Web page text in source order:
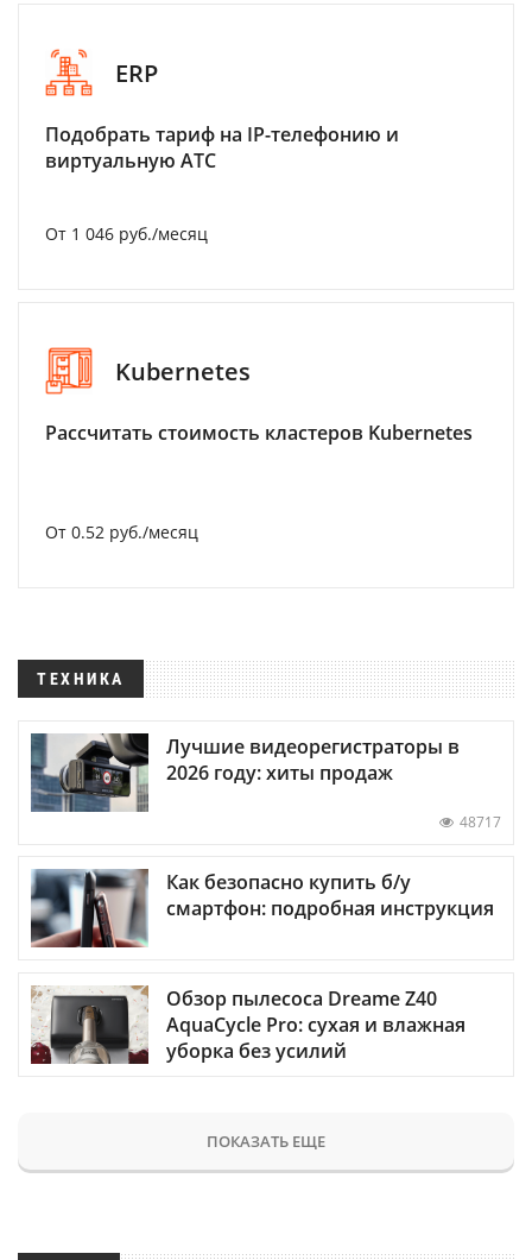
ERP
Подобрать тариф на IP-телефонию и
виртуальную АТС
От 1 046 руб./месяц
Kubernetes
Рассчитать стоимость кластеров Kubernetes
От 0.52 руб./месяц
ТЕХНИКА
Лучшие видеорегистраторы в
2026 году: хиты продаж
48717
Как безопасно купить б/у
смартфон: подробная инструкция
Обзор пылесоса Dreame Z40
AquaCycle Pro: сухая и влажная
уборка без усилий
ПОКАЗАТЬ ЕЩЕ